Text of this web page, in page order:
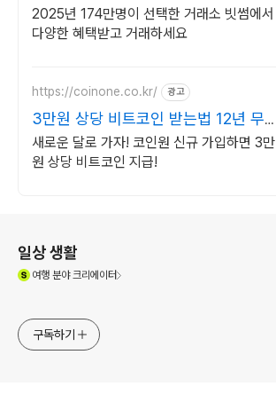
입 시 5만원 혜택
2025년 174만명이 선택한 거래소 빗썸에서
다양한 혜택받고 거래하세요
https://coinone.co.kr/ 광고
3만원 상당 비트코인 받는법 12년 무
사고 거래소
새로운 달로 가자! 코인원 신규 가입하면 3만
원 상당 비트코인 지급!
일상 생활
여행분야 크리에이터
구독하기